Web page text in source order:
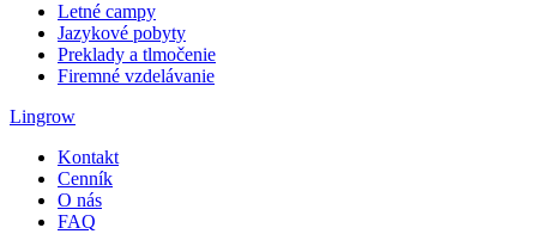
Letné campy
Jazykové pobyty
Preklady a tlmočenie
Firemné vzdelávanie
Lingrow
Kontakt
Cenník
O nás
FAQ